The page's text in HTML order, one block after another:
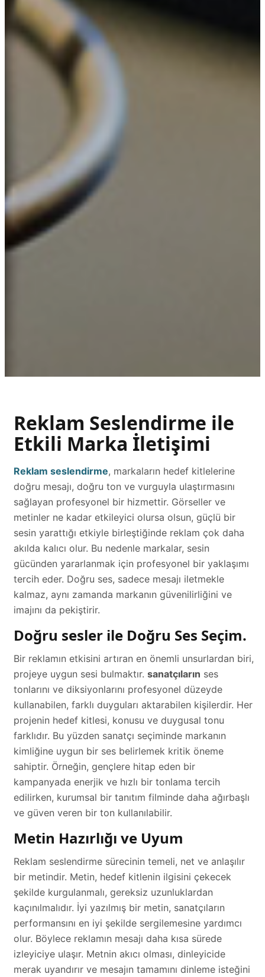
Reklam Seslendirme ile
Etkili Marka İletişimi
Reklam seslendirme, markaların hedef kitlelerine
doğru mesajı, doğru ton ve vurguyla ulaştırmasını
sağlayan profesyonel bir hizmettir. Görseller ve
metinler ne kadar etkileyici olursa olsun, güçlü bir
sesin yarattığı etkiyle birleştiğinde reklam çok daha
akılda kalıcı olur. Bu nedenle markalar, sesin
gücünden yararlanmak için profesyonel bir yaklaşımı
tercih eder. Doğru ses, sadece mesajı iletmekle
kalmaz, aynı zamanda markanın güvenilirliğini ve
imajını da pekiştirir.
Doğru sesler ile Doğru Ses Seçim.
Bir reklamın etkisini artıran en önemli unsurlardan biri,
projeye uygun sesi bulmaktır. sanatçıların ses
tonlarını ve diksiyonlarını profesyonel düzeyde
kullanabilen, farklı duyguları aktarabilen kişilerdir. Her
projenin hedef kitlesi, konusu ve duygusal tonu
farklıdır. Bu yüzden sanatçı seçiminde markanın
kimliğine uygun bir ses belirlemek kritik öneme
sahiptir. Örneğin, gençlere hitap eden bir
kampanyada enerjik ve hızlı bir tonlama tercih
edilirken, kurumsal bir tanıtım filminde daha ağırbaşlı
ve güven veren bir ton kullanılabilir.
Metin Hazırlığı ve Uyum
Reklam seslendirme sürecinin temeli, net ve anlaşılır
bir metindir. Metin, hedef kitlenin ilgisini çekecek
şekilde kurgulanmalı, gereksiz uzunluklardan
kaçınılmalıdır. İyi yazılmış bir metin, sanatçıların
performansını en iyi şekilde sergilemesine yardımcı
olur. Böylece reklamın mesajı daha kısa sürede
izleyiciye ulaşır. Metnin akıcı olması, dinleyicide
merak uyandırır ve mesajın tamamını dinleme isteğini